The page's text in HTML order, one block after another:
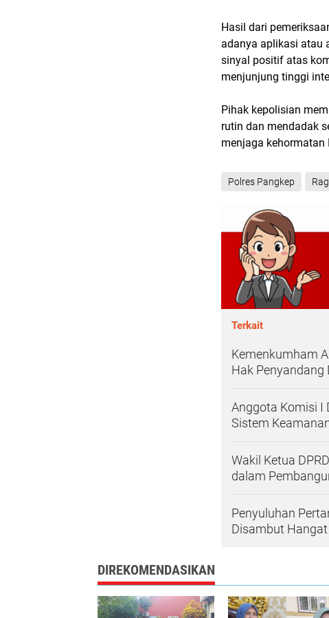
Hasil dari
adanya aplikasi atau
sinyal positif atas
menjunjung tinggi
Pihak kepolisian
rutin dan mendadak
menjaga
Polres Pangkep
Terkait
Kemenkumham
Hak Penyandang
Anggota Komisi I
Sistem
Wakil Ketua
dalam
Penyuluhan
Disambut
DIREKOMENDASIKAN